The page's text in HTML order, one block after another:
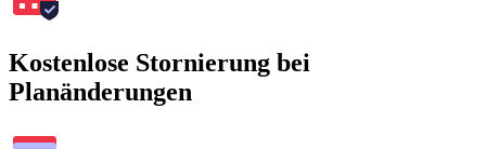
Kostenlose Stornierung bei
Planänderungen